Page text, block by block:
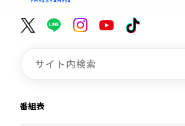
番組表